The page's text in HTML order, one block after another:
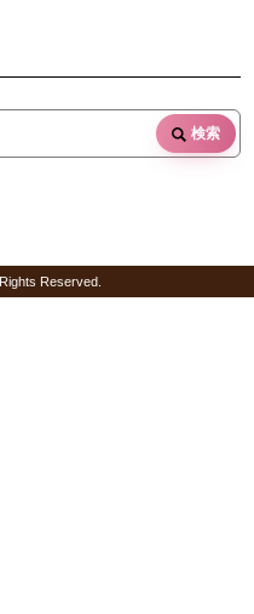
検索
Reserved.